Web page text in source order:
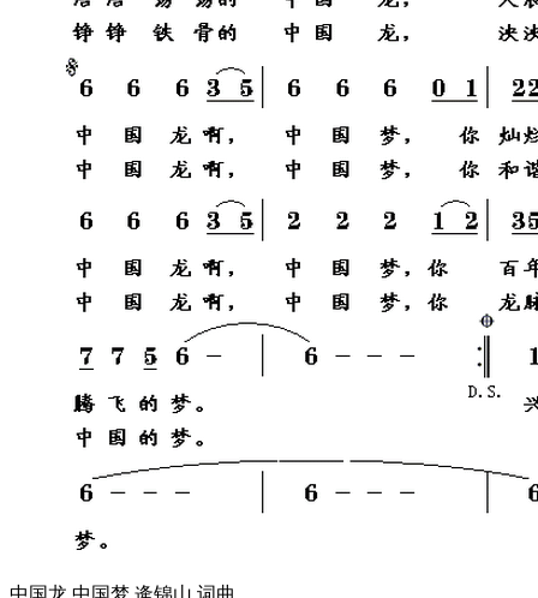
中国龙 中国梦 逄锦山 词曲